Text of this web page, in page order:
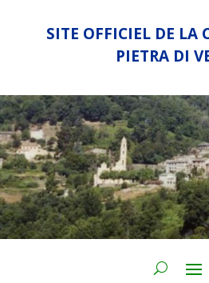
SITE OFFICIEL DE LA
PIETRA DI